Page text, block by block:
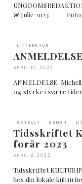
& Julie 2023 Foto:
LITTERATUR
APRIL 10, 2023
ANMELDELSE:
og styrke i svære
AKTUELT KUNST
Tidsskriftet
forår 2023
APRIL 8, 2023
Tidsskriftet
hos din lokale